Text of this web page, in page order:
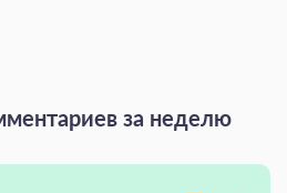
за неделю